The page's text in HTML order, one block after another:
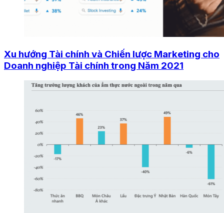
Xu hướng Tài chính và Chiến lược Marketing cho
Doanh nghiệp Tài chính trong Năm 2021